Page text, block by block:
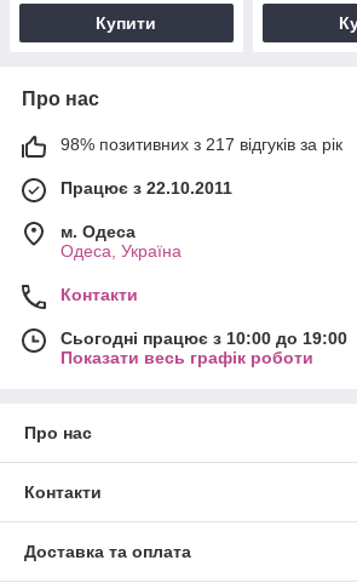
Купити
Про нас
98% позитивних з 217 відгуків за рік
Працює з 22.10.2011
м. Одеса
Одеса, Україна
Контакти
Сьогодні працює з 10:00 до 19:00
Показати весь графік роботи
Про нас
Контакти
Доставка та оплата